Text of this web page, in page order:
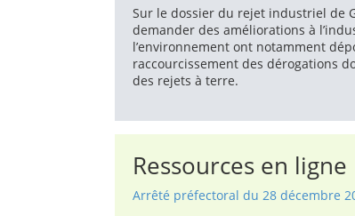
Sur le dossier du rejet industriel de
demander des améliorations à
l’environnement ont notamment
raccourcissement des dérogations
des rejets à terre.
Ressources en ligne
Arrêté préfectoral du 28 décembre